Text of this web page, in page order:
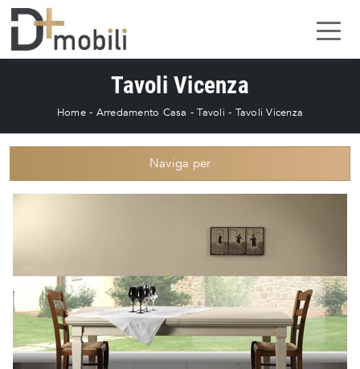
Tavoli Vicenza
Home- Arredamento Casa -Tavoli - Tavoli Vicenza
Naviga per